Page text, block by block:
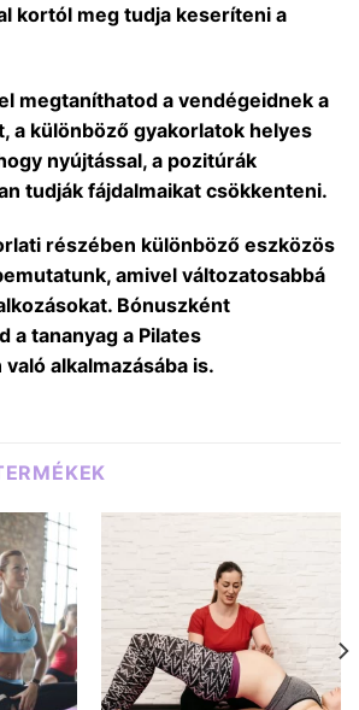
kortól meg tudja keseríteni a
megtaníthatod a vendégeidnek a
a különböző gyakorlatok helyes
nyújtással, a pozitúrák
tudják fájdalmaikat csökkenteni.
részében különböző eszközös
amivel változatosabbá
Bónuszként
a tananyag a Pilates
alkalmazásába is.